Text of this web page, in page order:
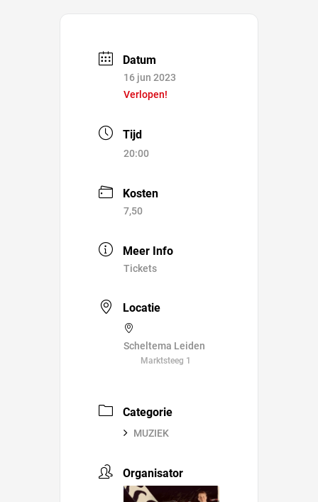
Datum
16 jun 2023
Verlopen!
Tijd
20:00
Kosten
7,50
Meer Info
Tickets
Locatie
Scheltema Leiden
Marktsteeg 1
Categorie
MUZIEK
Organisator